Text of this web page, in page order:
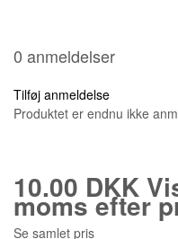
0 anmeldelser
Tilføj anmeldelse
Produktet er endnu ikke
10.00 DKK
moms efter
Se samlet pris